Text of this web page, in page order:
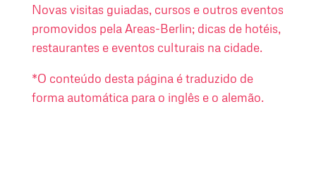
Novas visitas guiadas, cursos e outros eventos
promovidos pela Areas-Berlin; dicas de hotéis,
restaurantes e eventos culturais na cidade.
*O conteúdo desta página é traduzido de
forma automática para o inglês e o alemão.